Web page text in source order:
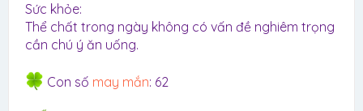
Sức khỏe:
Thể chất trong ngày không có vấn đề nghiêm trọng
cần chú ý ăn uống.
Con số may mắn: 62